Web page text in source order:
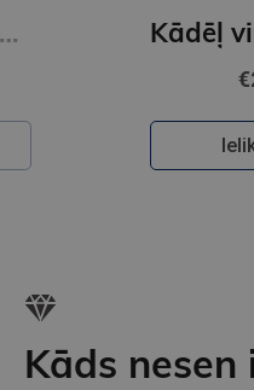
Kādēļ viņi nesaprot?
Kāds